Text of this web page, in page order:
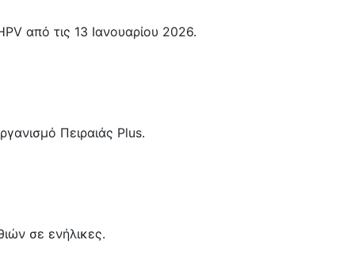
από τις 13 Ιανουαρίου 2026.
Πειραιάς Plus.
σε ενήλικες.